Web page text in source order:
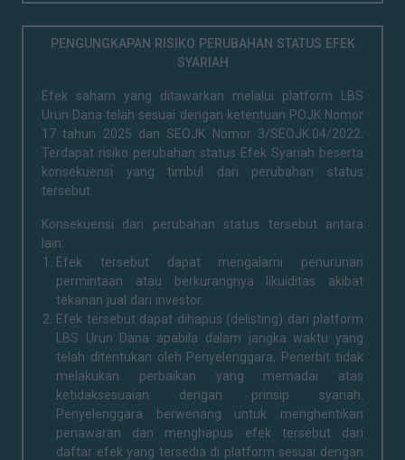
PENGUNGKAPAN RISIKO PERUBAHAN STATUS EFEK
SYARIAH
Efek saham yang ditawarkan melalui platform LBS
Urun Dana telah sesuai dengan ketentuan POJK Nomor
17 tahun 2025 dan SEOJK Nomor 3/SEOJK.04/2022.
Terdapat risiko perubahan status Efek Syariah beserta
konsekuensi yang timbul dari perubahan status
tersebut.
Konsekuensi dari perubahan status tersebut antara
lain:
Efek tersebut dapat mengalami penurunan
permintaan atau berkurangnya likuiditas akibat
tekanan jual dari investor.
Efek tersebut dapat dihapus (delisting) dari platform
LBS Urun Dana apabila dalam jangka waktu yang
telah ditentukan oleh Penyelenggara, Penerbit tidak
melakukan perbaikan yang memadai atas
ketidaksesuaian dengan prinsip syariah.
Penyelenggara berwenang untuk menghentikan
penawaran dan menghapus efek tersebut dari
daftar efek yang tersedia di platform sesuai dengan